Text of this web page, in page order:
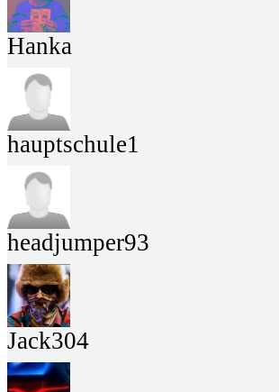
Hanka
hauptschule1
headjumper93
Jack304